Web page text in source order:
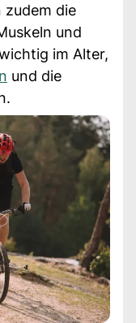
zudem die
und
im Alter,
und die